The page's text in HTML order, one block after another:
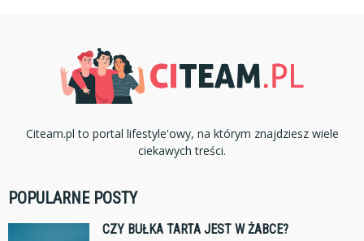
Citeam.pl to portal lifestyle'owy, na którym znajdziesz wiele
ciekawych treści.
POPULARNE POSTY
CZY BUŁKA TARTA JEST W ŻABCE?